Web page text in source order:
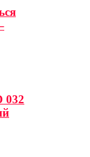
032